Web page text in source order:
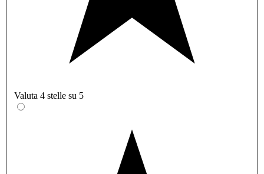
Valuta 4 stelle su 5